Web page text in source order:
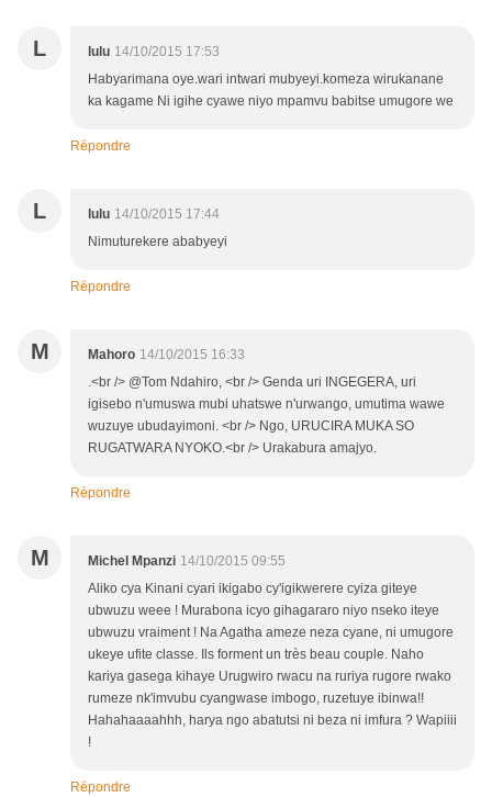
L lulu 14/10/2015 17:53
Habyarimana oye.wari intwari mubyeyi.komeza wirukanane
ka kagame Ni igihe cyawe niyo mpamvu babitse umugore we
Répondre
L lulu 14/10/2015 17:44
Nimuturekere ababyeyi
Répondre
M Mahoro 14/10/2015 16:33
.<br /> @Tom Ndahiro, <br /> Genda uri INGEGERA, uri
igisebo n'umuswa mubi uhatswe n'urwango, umutima wawe
wuzuye ubudayimoni. <br /> Ngo, URUCIRA MUKA SO
RUGATWARA NYOKO.<br /> Urakabura amajyo.
Répondre
M Michel Mpanzi 14/10/2015 09:55
Aliko cya Kinani cyari ikigabo cy'igikwerere cyiza giteye
ubwuzu weee ! Murabona icyo gihagararo niyo nseko iteye
ubwuzu vraiment ! Na Agatha ameze neza cyane, ni umugore
ukeye ufite classe. Ils forment un très beau couple. Naho
kariya gasega kihaye Urugwiro rwacu na ruriya rugore rwako
rumeze nk'imvubu cyangwase imbogo, ruzetuye ibinwa!!
Hahahaaaahhh, harya ngo abatutsi ni beza ni imfura ? Wapiiii
!
Répondre